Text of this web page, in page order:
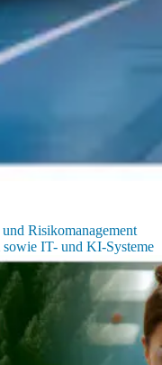
Risikomanagement
sowie IT- und KI-Systeme